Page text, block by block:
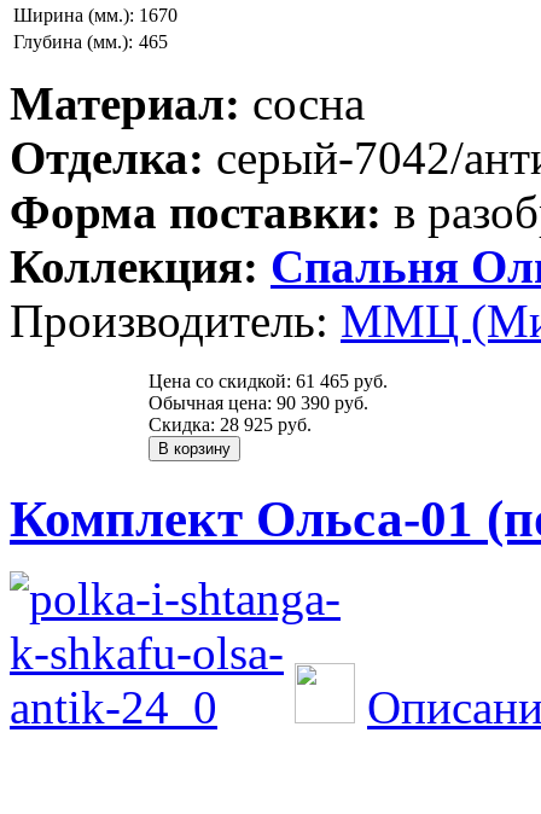
Ширина (мм.): 1670
Глубина (мм.): 465
Материал: сосна
Отделка: серый-7042/
Форма поставки: в
Коллекция: Спальня
Производитель: ММЦ
Цена со скидкой: 61 465 руб.
Обычная цена: 90 390 руб.
Скидка: 28 925 руб.
Комплект Ольса-01